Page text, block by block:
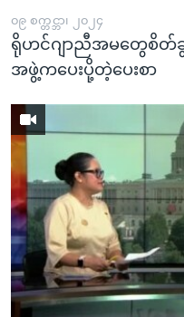
၀၉ စက္တင္ဘာ၊ ၂၀၂၄
ရိုဟင်ဂျာညီအမတွေစိတ်ခွန်
အဖွဲ့ကပေးပို့တဲ့ပေးစာ